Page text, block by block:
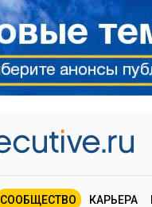
СООБЩЕСТВО КАРЬЕРА